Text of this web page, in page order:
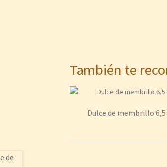
También te
Dulce de membrillo 6,5